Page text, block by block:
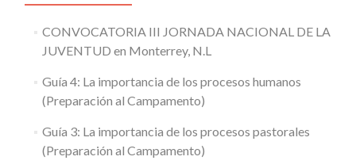
CONVOCATORIA III JORNADA NACIONAL DE LA
JUVENTUD en Monterrey, N.L
Guía 4: La importancia de los procesos humanos
(Preparación al Campamento)
Guía 3: La importancia de los procesos pastorales
(Preparación al Campamento)